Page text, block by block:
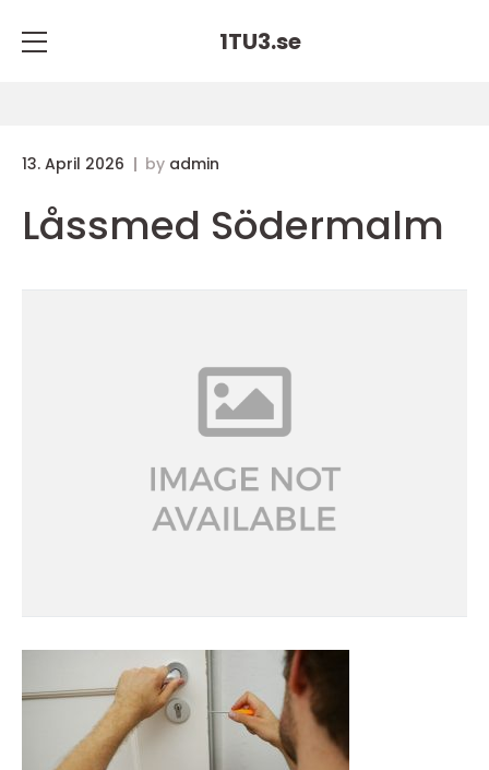
1TU3.se
13. April 2026 by admin
Låssmed Södermalm